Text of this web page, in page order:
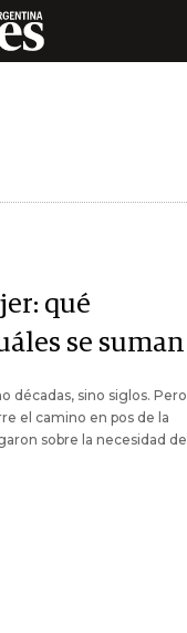
qué
se suman
décadas, sino siglos. Pero
el camino en pos de la
sobre la necesidad de